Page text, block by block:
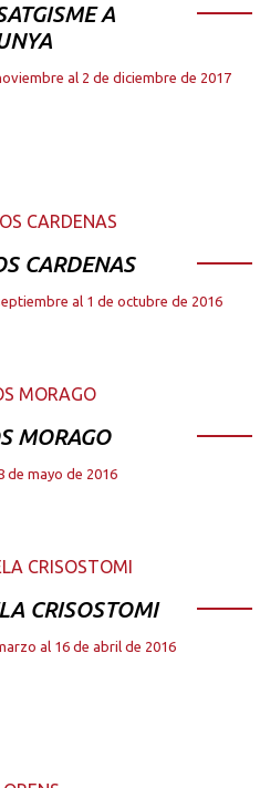
A
al 2 de diciembre de 2017
CARDENAS
al 1 de octubre de 2016
MORAGO
de mayo de 2016
CRISOSTOMI
al 16 de abril de 2016